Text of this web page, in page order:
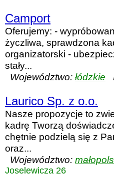
Camport
Oferujemy: -
życzliwa, sprawdzona
organizatorski -
stały...
Województwo: łódzkie
Laurico Sp. z o.o.
Nasze propozycje to
kadrę Tworzą
chętnie podzielą się z
oraz...
Województwo:
Joselewicza 26